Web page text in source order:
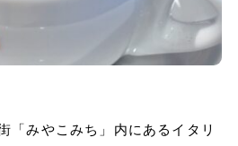
「みやこみち」内にあるイタリ